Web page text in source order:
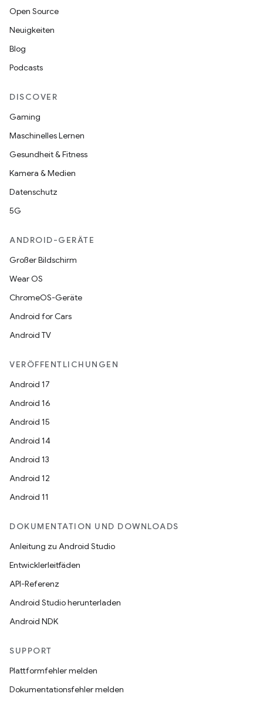
Open Source
Neuigkeiten
Blog
Podcasts
DISCOVER
Gaming
Maschinelles Lernen
Gesundheit & Fitness
Kamera & Medien
Datenschutz
5G
ANDROID-GERÄTE
Großer Bildschirm
Wear OS
ChromeOS-Geräte
Android for Cars
Android TV
VERÖFFENTLICHUNGEN
Android 17
Android 16
Android 15
Android 14
Android 13
Android 12
Android 11
DOKUMENTATION UND DOWNLOADS
Anleitung zu Android Studio
Entwicklerleitfäden
API-Referenz
Android Studio herunterladen
Android NDK
SUPPORT
Plattformfehler melden
Dokumentationsfehler melden